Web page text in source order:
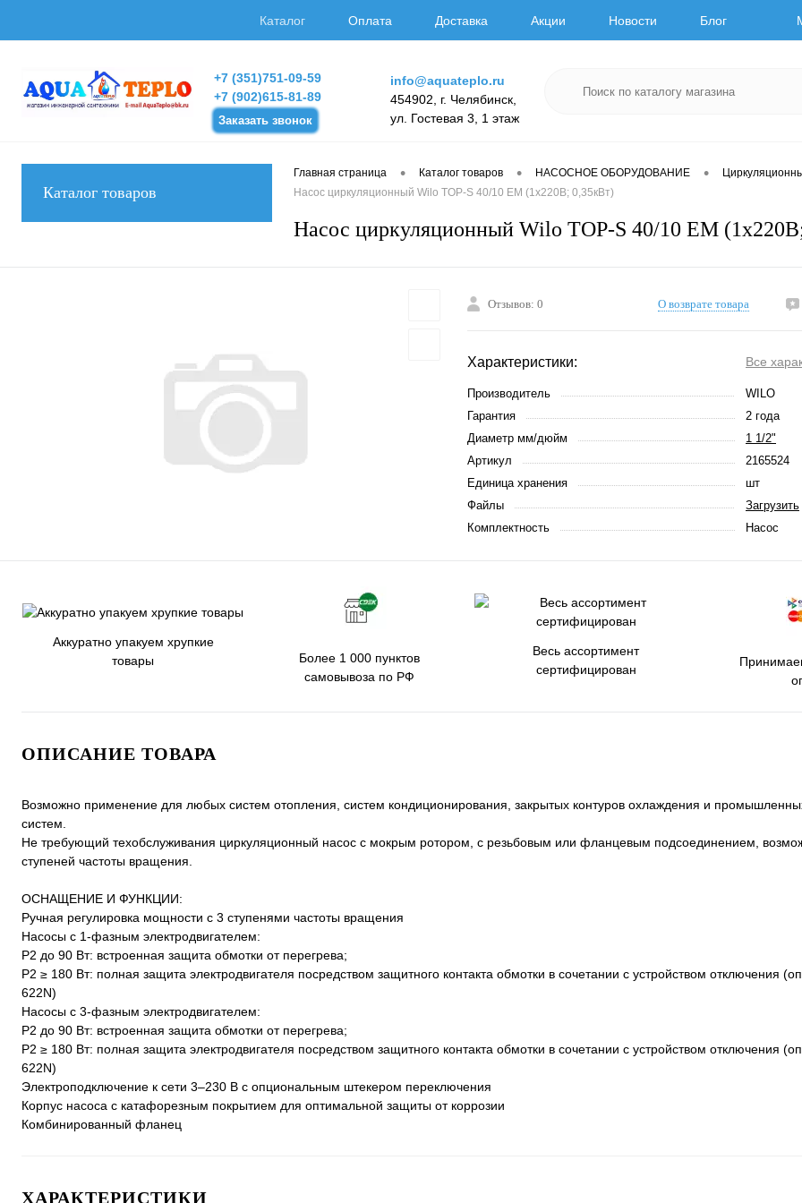
Каталог Оплата Доставка Акции Новости Блог
+7 (351)751-09-59
+7 (902)615-81-89
Заказать звонок
info@aquateplo.ru
454902, г. Челябинск,
ул. Гостевая 3, 1 этаж
Каталог товаров
Главная страница • Каталог товаров • НАСОСНОЕ ОБОРУДОВАНИЕ •
Насос циркуляционный Wilo TOP-S 40/10 EM (1х220В; 0,35кВт)
Насос циркуляционный Wilo TOP-S 40/10 EM
Отзывов: 0 О возврате товара
Характеристики: Все
Производитель
WILO
Гарантия
2 года
Диаметр мм/дюйм
1 1/2"
Артикул
2165524
Единица хранения
шт
Файлы
Загрузить
Комплектность
Насос
Аккуратно упакуем хрупкие
товары
Более 1 000 пунктов
самовывоза по РФ
Весь ассортимент
сертифицирован
ОПИСАНИЕ ТОВАРА
Возможно применение для любых систем отопления, систем кондиционирования, закрытых контуров охлаждения и
систем.
Не требующий техобслуживания циркуляционный насос с мокрым ротором, с резьбовым или фланцевым подсоединением,
ступеней частоты вращения.
ОСНАЩЕНИЕ И ФУНКЦИИ:
Ручная регулировка мощности с 3 ступенями частоты вращения
Насосы с 1-фазным электродвигателем:
P2 до 90 Вт: встроенная защита обмотки от перегрева;
P2 ≥ 180 Вт: полная защита электродвигателя посредством защитного контакта обмотки в сочетании с устройством отключения
622N)
Насосы с 3-фазным электродвигателем:
P2 до 90 Вт: встроенная защита обмотки от перегрева;
P2 ≥ 180 Вт: полная защита электродвигателя посредством защитного контакта обмотки в сочетании с устройством отключения
622N)
Электроподключение к сети 3–230 В с опциональным штекером переключения
Корпус насоса с катафорезным покрытием для оптимальной защиты от коррозии
Комбинированный фланец
ХАРАКТЕРИСТИКИ